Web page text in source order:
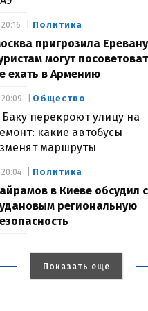
Политика
пригрозила
могут
ехать в Армению
20:16
Общество
Баку перекроют улицу на
какие автобусы
маршруты
20:09
Политика
в Киеве обсудил с
региональную
20:04
Показать еще